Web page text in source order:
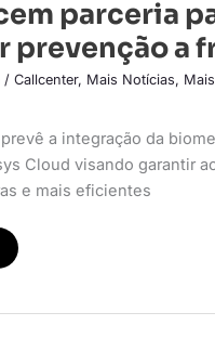
parceria
prevenção a
/ Callcenter, Mais Notícias,
a integração da
Cloud visando garantir
e mais eficientes